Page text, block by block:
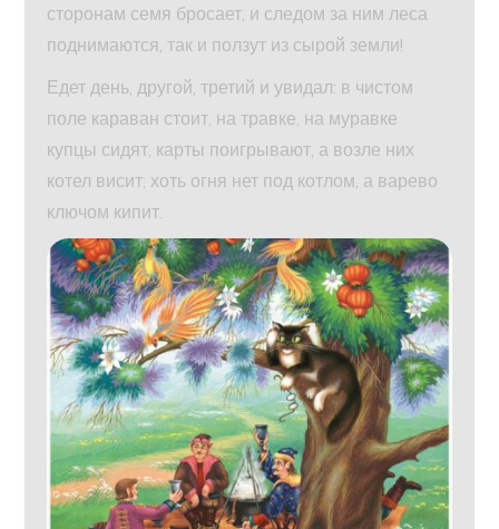
сторонам семя бросает, и следом за ним леса
поднимаются, так и ползут из сырой земли!
Едет день, другой, третий и увидал: в чистом
поле караван стоит, на травке, на муравке
купцы сидят, карты поигрывают, а возле них
котел висит; хоть огня нет под котлом, а варево
ключом кипит.